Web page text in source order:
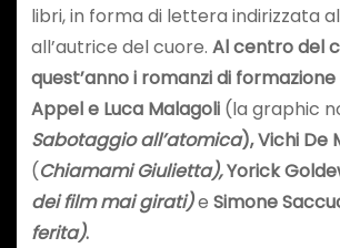
libri, in forma di lettera indirizzata
all’autrice del cuore. Al centro del
quest’anno i romanzi di formazione
Appel e Luca Malagoli (la graphic
Sabotaggio all’atomica), Vichi De
(Chiamami Giulietta),Yorick
dei film mai girati)e Simone
ferita).